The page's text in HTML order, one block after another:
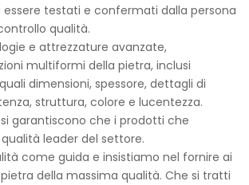
essere testati e confermati dalla persona
qualità.
e attrezzature avanzate,
multiformi della pietra, inclusi
dimensioni, spessore, dettagli di
struttura, colore e lucentezza.
garantiscono che i prodotti che
leader del settore.
come guida e insistiamo nel fornire ai
della massima qualità. Che si tratti